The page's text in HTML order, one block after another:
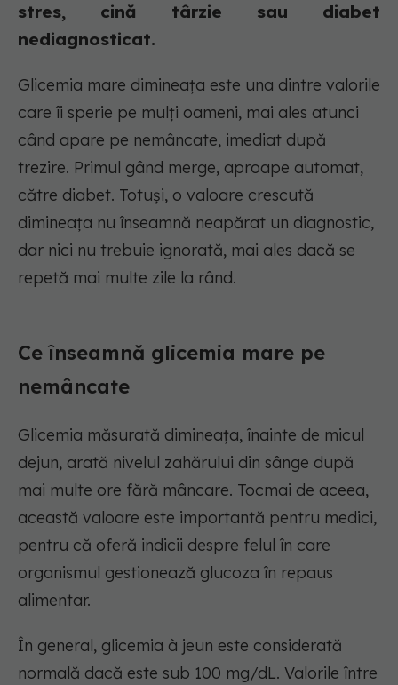
stres, cină târzie sau diabet
nediagnosticat.
Glicemia mare dimineața este una dintre valorile
care îi sperie pe mulți oameni, mai ales atunci
când apare pe nemâncate, imediat după
trezire. Primul gând merge, aproape automat,
către diabet. Totuși, o valoare crescută
dimineața nu înseamnă neapărat un diagnostic,
dar nici nu trebuie ignorată, mai ales dacă se
repetă mai multe zile la rând.
Ce înseamnă glicemia mare pe
nemâncate
Glicemia măsurată dimineața, înainte de micul
dejun, arată nivelul zahărului din sânge după
mai multe ore fără mâncare. Tocmai de aceea,
această valoare este importantă pentru medici,
pentru că oferă indicii despre felul în care
organismul gestionează glucoza în repaus
alimentar.
În general, glicemia à jeun este considerată
normală dacă este sub 100 mg/dL. Valorile între